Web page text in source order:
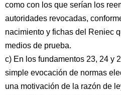
como con los que serían los
autoridades revocadas,
nacimiento y fichas del Reniec
medios de prueba.
c) En los fundamentos 23, 24 y
simple evocación de normas
una motivación de la razón de